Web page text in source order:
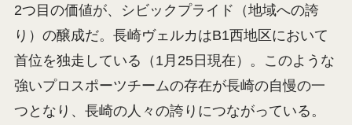
2つ目の価値が、シビックプライド（地域への誇
り）の醸成だ。長崎ヴェルカはB1西地区において
首位を独走している（1月25日現在）。このような
強いプロスポーツチームの存在が長崎の自慢の一
つとなり、長崎の人々の誇りにつながっている。